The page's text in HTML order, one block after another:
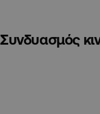
Συνδυασμός